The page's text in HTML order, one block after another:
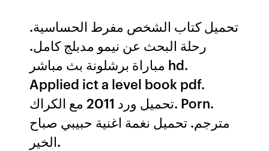
تحميل كتاب الشخص مفرط الحساسية.
رحلة البحث عن نيمو مدبلج كامل.
مباراة برشلونة بث مباشر hd.
Applied ict a level book pdf.
تحميل ورد 2011 مع الكراك. Porn.
مترجم. تحميل نغمة اغنية حبيبي صباح
الخير.